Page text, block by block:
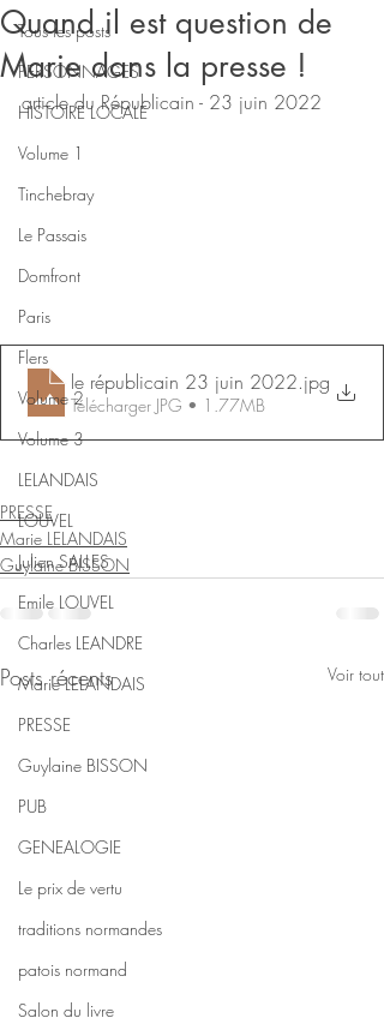
Tous les posts
PERSONNAGES
HISTOIRE LOCALE
Volume 1
Tinchebray
Le Passais
Domfront
Paris
Flers
Volume 2
Volume 3
LELANDAIS
LOUVEL
Julien SALLES
Emile LOUVEL
Charles LEANDRE
Marie LELANDAIS
PRESSE
Guylaine BISSON
PUB
GENEALOGIE
Le prix de vertu
traditions normandes
patois normand
Salon du livre
Quand il est question de
Marie dans la presse !
article du Républicain - 23 juin 2022
le républicain 23 juin 2022.jpg
Télécharger JPG • 1.77MB
PRESSE
Marie LELANDAIS
Guylaine BISSON
Posts récents Voir tout